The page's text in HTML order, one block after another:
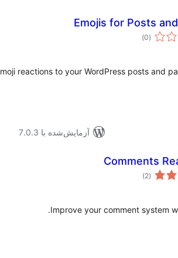
Emojis for Posts
(0 مجموع
امتیازها
)
reactions to your WordPress posts and
آزمایش‌شده با 7.0.3
Comments
(2 مجموع
امتیازها)
Improve your comment system